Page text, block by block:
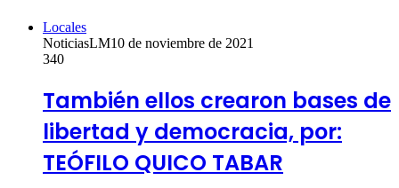
Locales
NoticiasLM10 de noviembre de 2021
340
También ellos crearon bases de
libertad y democracia, por:
TEÓFILO QUICO TABAR